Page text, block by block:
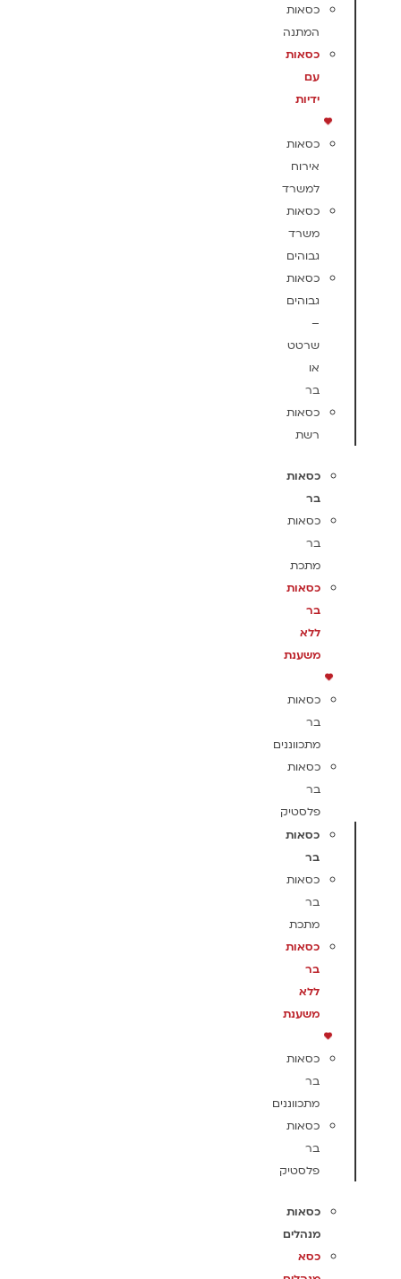
כסאות
המתנה
כסאות
עם
ידיות
כסאות
אירוח
למשרד
כסאות
משרד
גבוהים
כסאות
גבוהים
–
שרטט
או
בר
כסאות
רשת
כסאות
בר
כסאות
בר
מתכת
כסאות
בר
ללא
משענת
כסאות
בר
מתכווננים
כסאות
בר
פלסטיק
כסאות
בר
כסאות
בר
מתכת
כסאות
בר
ללא
משענת
כסאות
בר
מתכווננים
כסאות
בר
פלסטיק
כסאות
מנהלים
כסא